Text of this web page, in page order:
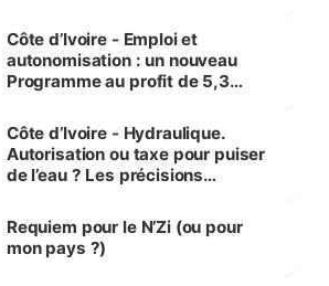
et Yamoussoukro
Côte d’Ivoire - Emploi et
autonomisation : un nouveau
Programme au profit de 5,3
Côte d’Ivoire - Hydraulique.
Autorisation ou taxe pour puiser
de l’eau ? Les précisions
Requiem pour le N’Zi (ou pour
mon pays ?)